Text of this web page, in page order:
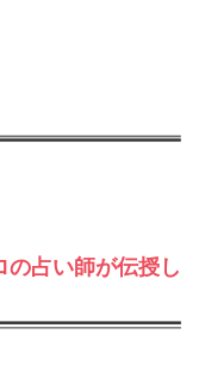
の占い師が伝授し